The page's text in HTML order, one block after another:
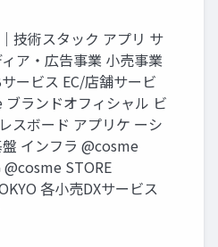
技術スタック アプリ サ
ア・広告事業 小売事業
ービス EC/店舗サービ
ブランドオフィシャル ビ
スボード アプリケ ーシ
インフラ @cosme
@cosme STORE
各小売DXサービス